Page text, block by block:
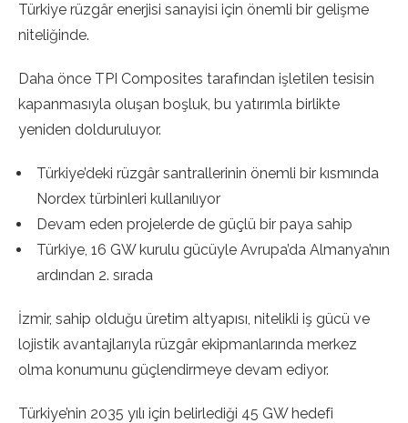
Türkiye rüzgâr enerjisi sanayisi için önemli bir gelişme
niteliğinde.
Daha önce TPI Composites tarafından işletilen tesisin
kapanmasıyla oluşan boşluk, bu yatırımla birlikte
yeniden dolduruluyor.
Türkiye’deki rüzgâr santrallerinin önemli bir kısmında
Nordex türbinleri kullanılıyor
Devam eden projelerde de güçlü bir paya sahip
Türkiye, 16 GW kurulu gücüyle Avrupa’da Almanya’nın
ardından 2. sırada
İzmir, sahip olduğu üretim altyapısı, nitelikli iş gücü ve
lojistik avantajlarıyla rüzgâr ekipmanlarında merkez
olma konumunu güçlendirmeye devam ediyor.
Türkiye’nin 2035 yılı için belirlediği 45 GW hedefi